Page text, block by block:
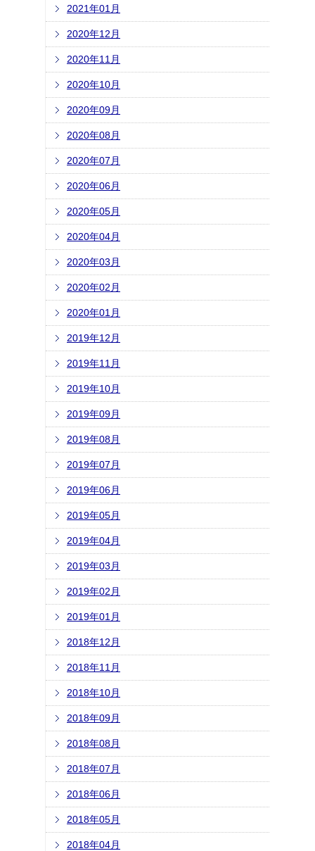
2021年01月
2020年12月
2020年11月
2020年10月
2020年09月
2020年08月
2020年07月
2020年06月
2020年05月
2020年04月
2020年03月
2020年02月
2020年01月
2019年12月
2019年11月
2019年10月
2019年09月
2019年08月
2019年07月
2019年06月
2019年05月
2019年04月
2019年03月
2019年02月
2019年01月
2018年12月
2018年11月
2018年10月
2018年09月
2018年08月
2018年07月
2018年06月
2018年05月
2018年04月